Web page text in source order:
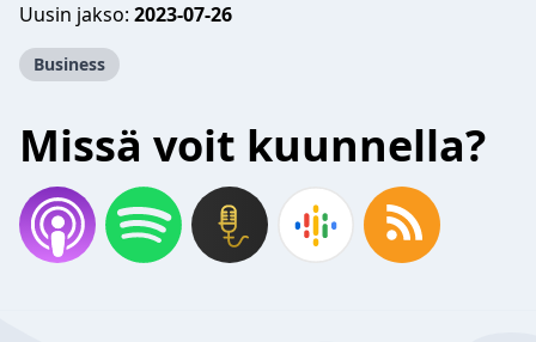
Uusin jakso: 2023-07-26
Business
Missä voit kuunnella?